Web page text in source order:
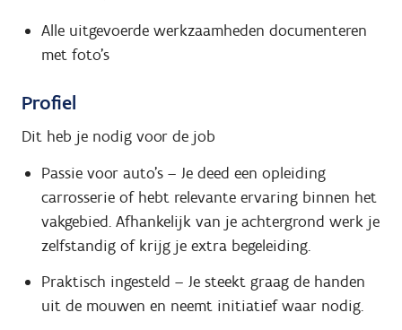
Alle uitgevoerde werkzaamheden documenteren
met foto’s
Profiel
Dit heb je nodig voor de job
Passie voor auto's – Je deed een opleiding
carrosserie of hebt relevante ervaring binnen het
vakgebied. Afhankelijk van je achtergrond werk je
zelfstandig of krijg je extra begeleiding.
Praktisch ingesteld – Je steekt graag de handen
uit de mouwen en neemt initiatief waar nodig.